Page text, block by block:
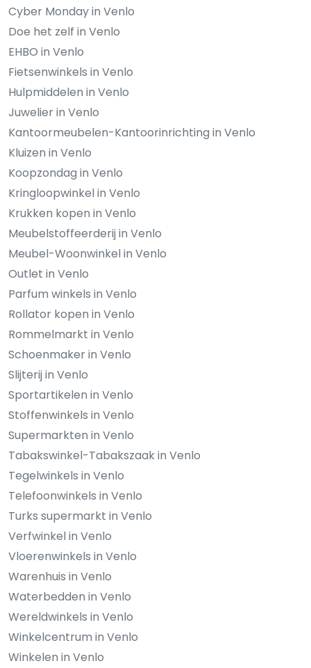
Cyber Monday in Venlo
Doe het zelf in Venlo
EHBO in Venlo
Fietsenwinkels in Venlo
Hulpmiddelen in Venlo
Juwelier in Venlo
Kantoormeubelen-Kantoorinrichting in Venlo
Kluizen in Venlo
Koopzondag in Venlo
Kringloopwinkel in Venlo
Krukken kopen in Venlo
Meubelstoffeerderij in Venlo
Meubel-Woonwinkel in Venlo
Outlet in Venlo
Parfum winkels in Venlo
Rollator kopen in Venlo
Rommelmarkt in Venlo
Schoenmaker in Venlo
Slijterij in Venlo
Sportartikelen in Venlo
Stoffenwinkels in Venlo
Supermarkten in Venlo
Tabakswinkel-Tabakszaak in Venlo
Tegelwinkels in Venlo
Telefoonwinkels in Venlo
Turks supermarkt in Venlo
Verfwinkel in Venlo
Vloerenwinkels in Venlo
Warenhuis in Venlo
Waterbedden in Venlo
Wereldwinkels in Venlo
Winkelcentrum in Venlo
Winkelen in Venlo